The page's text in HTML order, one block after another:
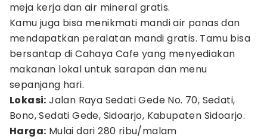
meja kerja dan air mineral gratis.
Kamu juga bisa menikmati mandi air panas dan
mendapatkan peralatan mandi gratis. Tamu bisa
bersantap di Cahaya Cafe yang menyediakan
makanan lokal untuk sarapan dan menu
sepanjang hari.
Lokasi: Jalan Raya Sedati Gede No. 70, Sedati,
Bono, Sedati Gede, Sidoarjo, Kabupaten Sidoarjo.
Harga: Mulai dari 280 ribu/malam